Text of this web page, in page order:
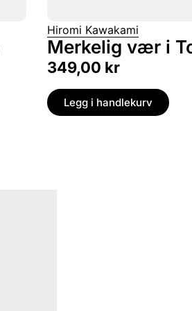
Hiromi Kawakami
Merkelig vær i
349,00 kr
Legg i handlekurv